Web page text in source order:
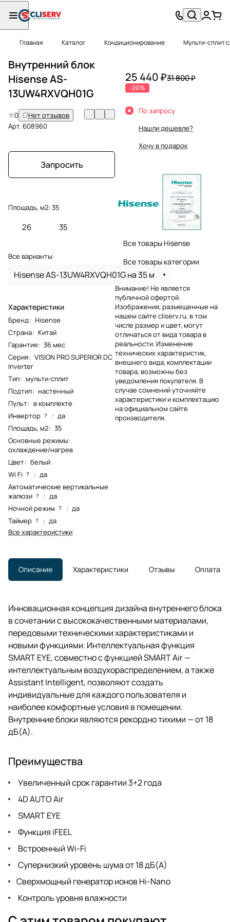
Главная Каталог Кондиционирование Мульти-сплит
Внутренний блок
Hisense AS-
13UW4RXVQH01G
0
Нет отзывов
Арт.608960
Запросить
Площадь, м2: 35
26 35
Все варианты:
Hisense AS-13UW4RXVQH01G на 35 м
Характеристики
Бренд: Hisense
Страна: Китай
Гарантия: 36 мес
Серия: VISION PRO SUPERIOR DC
Inverter
Тип: мульти-сплит
Подтип: настенный
Пульт: в комплекте
Инвертор ? : да
Площадь, м2: 35
Основные режимы:
охлаждение/нагрев
Цвет: белый
Wi Fi ? : да
Автоматические вертикальные
жалюзи ? : да
Ночной режим ? : да
Таймер ? : да
Все характеристики
25 440 ₽31 800 ₽
-20%
По запросу
Нашли дешевле?
Хочу в подарок
Все товары Hisense
Все товары категории
Внимание! Не является
публичной офертой.
Изображения, размещенные на
нашем сайте cliserv.ru, в том
числе размер и цвет, могут
отличаться от вида товара в
реальности. Изменение
технических характеристик,
внешнего вида, комплектации
товара, возможны без
уведомления покупателя. В
случае сомнений уточняйте
характеристики и комплектацию
на официальном сайте
производителя.
Описание Характеристики Отзывы Оплата
Инновационная концепция дизайна внутреннего блока
в сочетании с высококачественными материалами,
передовыми техническими характеристиками и
новыми функциями. Интеллектуальная функция
SMART EYE, совместно с функцией SMART Air —
интеллектуальным воздухораспределением, а также
Assistant Intelligent, позволяют создать
индивидуальные для каждого пользователя и
наиболее комфортные условия в помещении.
Внутренние блоки являются рекордно тихими — от 18
дБ(А).
Преимущества
Увеличенный срок гарантии 3+2 года
4D AUTO Air
SMART EYE
Функция iFEEL
Встроенный Wi-Fi
Супернизкий уровень шума от 18 дБ(А)
Сверхмощный генератор ионов Hi-Nano
Контроль уровня влажности